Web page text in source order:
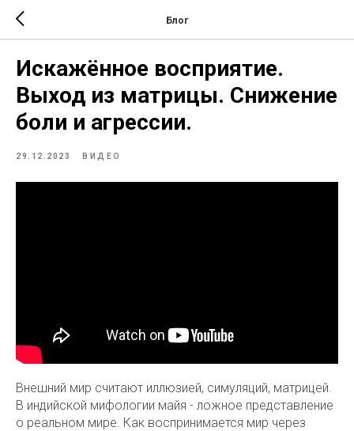
Блог
Искажённое восприятие.
Выход из матрицы. Снижение
боли и агрессии.
29.12.2023 ВИДЕО
Внешний мир считают иллюзией, симуляций, матрицей.
В индийской мифологии майя - ложное представление
о реальном мире. Как воспринимается мир через